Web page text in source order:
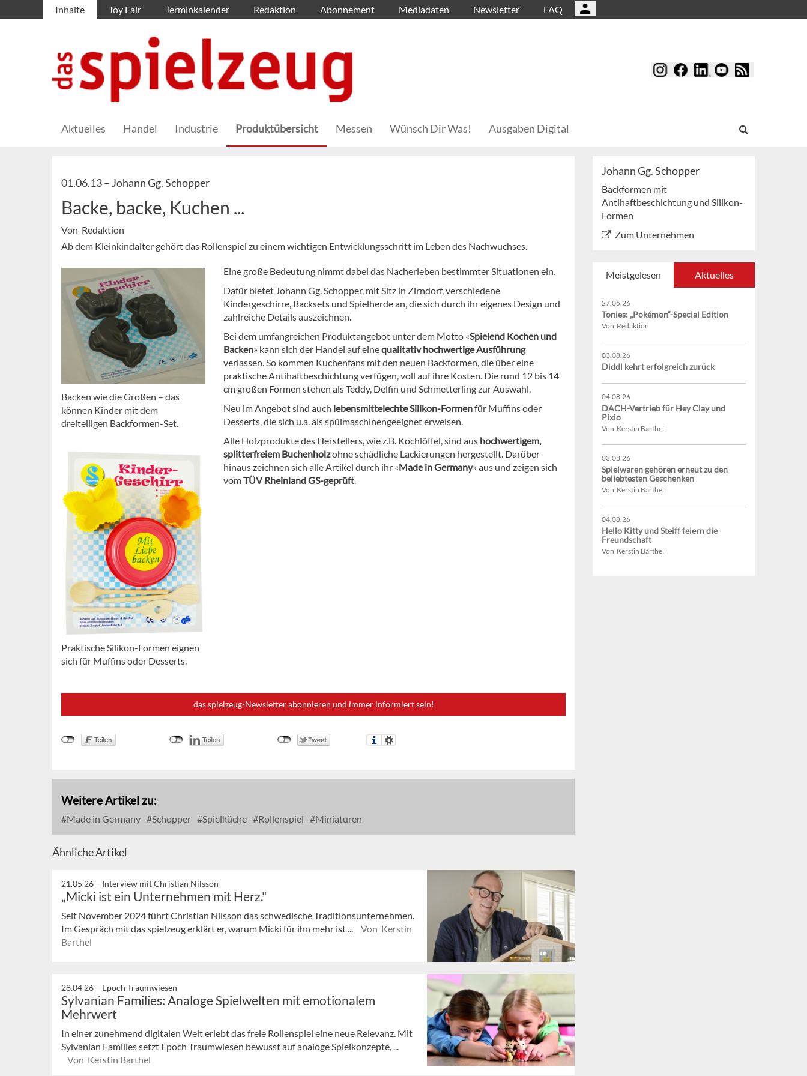
Inhalte Toy Fair Terminkalender Redaktion Abonnement Mediadaten Newsletter FAQ
Aktuelles Handel Industrie Produktübersicht Messen Wünsch Dir Was! Ausgaben Digital
01.06.13 – Johann Gg. Schopper
Backe, backe, Kuchen ...
Von Redaktion
Ab dem Kleinkindalter gehört das Rollenspiel zu einem wichtigen Entwicklungsschritt im Leben des Nachwuchses.
Backen wie die Großen – das
können Kinder mit dem
dreiteiligen Backformen-Set.
Praktische Silikon-Formen eignen
sich für Muffins oder Desserts.
Eine große Bedeutung nimmt dabei das Nacherleben bestimmter Situationen ein.
Dafür bietet Johann Gg. Schopper, mit Sitz in Zirndorf, verschiedene
Kindergeschirre, Backsets und Spielherde an, die sich durch ihr eigenes Design und
zahlreiche Details auszeichnen.
Bei dem umfangreichen Produktangebot unter dem Motto «Spielend Kochen und
Backen» kann sich der Handel auf einequalitativ hochwertige Ausführung
verlassen. So kommen Kuchenfans mit den neuen Backformen, die über eine
praktische Antihaftbeschichtung verfügen, voll auf ihre Kosten. Die rund 12 bis 14
cm großen Formen stehen als Teddy, Delfin und Schmetterling zur Auswahl.
Neu im Angebot sind auch lebensmittelechte Silikon-Formenfür Muffins oder
Desserts, die sich u.a. als spülmaschinengeeignet erweisen.
Alle Holzprodukte des Herstellers, wie z.B. Kochlöffel, sind aus hochwertigem,
splitterfreiem Buchenholzohne schädliche Lackierungen hergestellt. Darüber
hinaus zeichnen sich alle Artikel durch ihr «Made in Germany» aus und zeigen sich
vomTÜV Rheinland GS-geprüft.
das spielzeug-Newsletter abonnieren und immer informiert sein!
Weitere Artikel zu:
Made in Germany Schopper Spielküche Rollenspiel Miniaturen
Ähnliche Artikel
21.05.26 – Interview mit Christian Nilsson
„Micki ist ein Unternehmen mit Herz."
Seit November 2024 führt Christian Nilsson das schwedische Traditionsunternehmen.
Im Gespräch mit das spielzeug erklärt er, warum Micki für ihn mehr ist ...
Von Kerstin
Barthel
28.04.26 – Epoch Traumwiesen
Sylvanian Families: Analoge Spielwelten mit emotionalem
Mehrwert
In einer zunehmend digitalen Welt erlebt das freie Rollenspiel eine neue Relevanz. Mit
Sylvanian Families setzt Epoch Traumwiesen bewusst auf analoge Spielkonzepte, ...
Von Kerstin Barthel
Johann Gg. Schopper
Backformen mit
Antihaftbeschichtung und Silikon-
Formen
Zum Unternehmen
Meistgelesen Aktuelles
27.05.26
Tonies: „Pokémon“-Special Edition
Von Redaktion
03.08.26
Diddl kehrt erfolgreich zurück
04.08.26
DACH-Vertrieb für Hey Clay und
Pixio
Von Kerstin Barthel
03.08.26
Spielwaren gehören erneut zu den
beliebtesten Geschenken
Von Kerstin Barthel
04.08.26
Hello Kitty und Steiff feiern die
Freundschaft
Von Kerstin Barthel